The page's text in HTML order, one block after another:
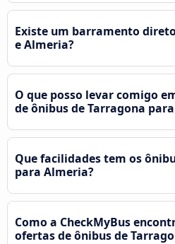
Existe um barramento
e Almeria?
O que posso levar comigo
de ônibus de Tarragona
Que facilidades tem os
para Almeria?
Como a CheckMyBus
ofertas de ônibus de